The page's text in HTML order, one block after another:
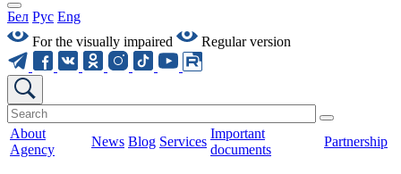
Бел Рус Eng
For the visually impaired
Regular version
About
Agency
News Blog Services
Important
documents
Partnership